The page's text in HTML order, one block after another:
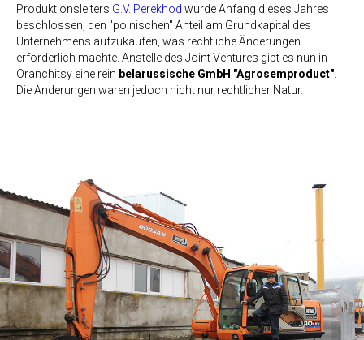
Produktionsleiters G.V. Perekhod wurde Anfang dieses Jahres
beschlossen, den "polnischen" Anteil am Grundkapital des
Unternehmens aufzukaufen, was rechtliche Änderungen
erforderlich machte. Anstelle des Joint Ventures gibt es nun in
Oranchitsy eine rein belarussische GmbH "Agrosemproduct"
Die Änderungen waren jedoch nicht nur rechtlicher Natur.